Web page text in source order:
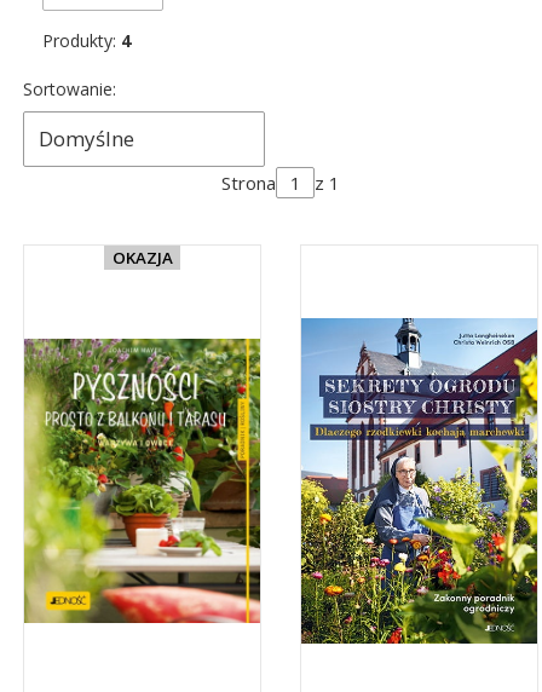
Produkty: 4
Lista produktów
Sortowanie:
Domyślne
Strona z 1
OKAZJA